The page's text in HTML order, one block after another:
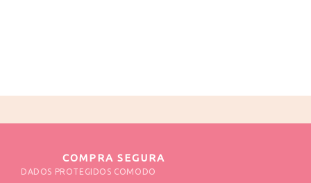
COMPRA SEGURA
DADOS PROTEGIDOS COMODO